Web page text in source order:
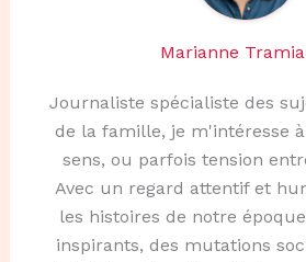
Marianne Tramia
Journaliste spécialiste des
de la famille, je m'intéresse
sens, ou parfois tension
Avec un regard attentif et
les histoires de notre
inspirants, des mutations